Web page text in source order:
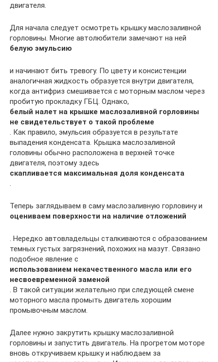
двигателя.
Для начала следует осмотреть крышку маслозаливной
горловины. Многие автолюбители замечают на ней
белую эмульсию
и начинают бить тревогу. По цвету и консистенции
аналогичная жидкость образуется внутри двигателя,
когда антифриз смешивается с моторным маслом через
пробитую прокладку ГБЦ. Однако,
белый налет на крышке маслозаливной горловины
не свидетельствует о такой проблеме
. Как правило, эмульсия образуется в результате
выпадения конденсата. Крышка маслозаливной
головины обычно расположена в верхней точке
двигателя, поэтому здесь
скапливается максимальная доля конденсата
.
Теперь заглядываем в саму маслозаливную горловину и
оцениваем поверхности на наличие отложений
. Нередко автовладельцы сталкиваются с образованием
темных густых загрязнений, похожих на мазут. Связано
подобное явление с
использованием некачественного масла или его
несвоевременной заменой
. В такой ситуации желательно при следующей смене
моторного масла промыть двигатель хорошим
промывочным маслом.
Далее нужно закрутить крышку маслозаливной
горловины и запустить двигатель. На прогретом моторе
вновь откручиваем крышку и наблюдаем за